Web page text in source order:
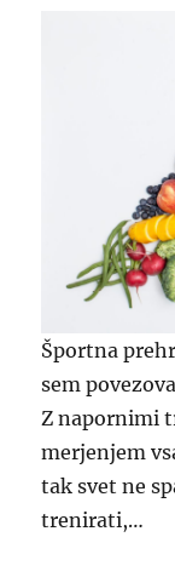
Športna
sem
Z napornimi
merjenjem
tak svet ne
trenirati,…